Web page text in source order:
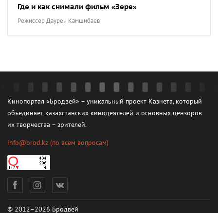
Где и как снимали фильм «Зере»
Режиссер Даурен Камшибаев
Кинопортал «Бродвей» – уникальный проект Казнета, который
объединяет казахстанских кинодеятелей и основных цензоров
их творчества – зрителей.
info@brod.kz (по всем вопросам)
© 2012–2026 Бродвей